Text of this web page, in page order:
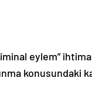
eylem”
konusundaki